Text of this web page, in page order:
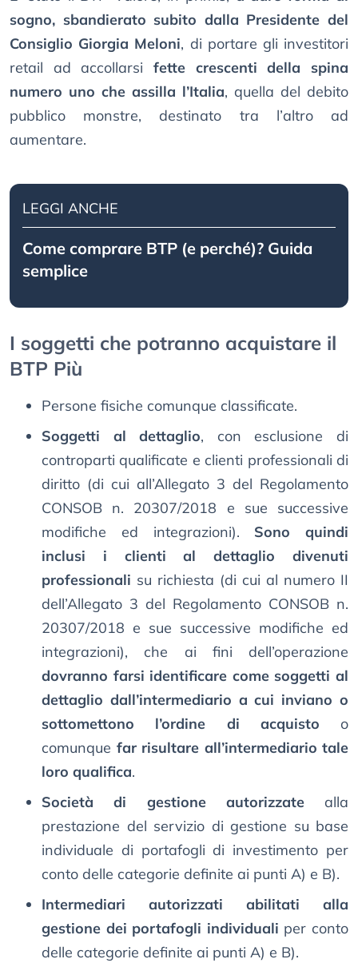
sogno, sbandierato subito dalla Presidente del
Consiglio Giorgia Meloni, di portare gli investitori
retail ad accollarsi fette crescenti della spina
numero uno che assilla l’Italia, quella del debito
pubblico monstre, destinato tra l’altro ad
aumentare.
LEGGI ANCHE
Come comprare BTP (e perché)? Guida
semplice
I soggetti che potranno acquistare il
BTP Più
Persone fisiche comunque classificate.
Soggetti al dettaglio, con esclusione di
controparti qualificate e clienti professionali di
diritto (di cui all’Allegato 3 del Regolamento
CONSOB n. 20307/2018 e sue successive
modifiche ed integrazioni). Sono quindi
inclusi i clienti al dettaglio divenuti
professionali su richiesta (di cui al numero II
dell’Allegato 3 del Regolamento CONSOB n.
20307/2018 e sue successive modifiche ed
integrazioni), che ai fini dell’operazione
dovranno farsi identificare come soggetti al
dettaglio dall’intermediario a cui inviano o
sottomettono l’ordine di acquisto o
comunque far risultare all’intermediario tale
loro qualifica.
Società di gestione autorizzatealla
prestazione del servizio di gestione su base
individuale di portafogli di investimento per
conto delle categorie definite ai punti A) e B).
Intermediari autorizzati abilitati alla
gestione dei portafogli individuali per conto
delle categorie definite ai punti A) e B).